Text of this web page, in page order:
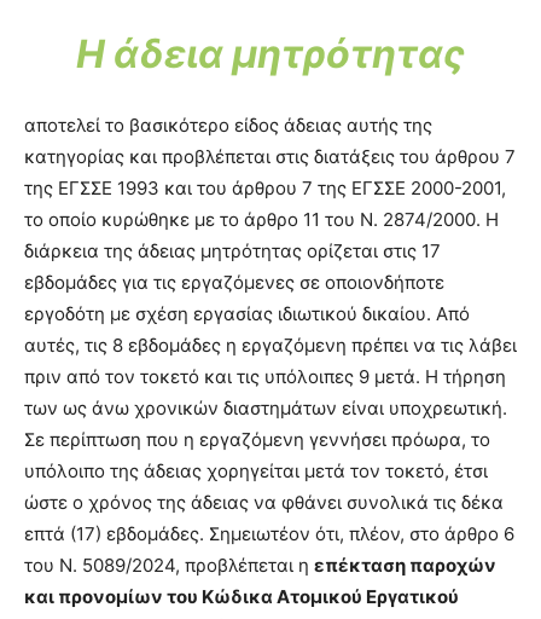
Η άδεια μητρότητας
αποτελεί το βασικότερο είδος άδειας αυτής της
κατηγορίας και προβλέπεται στις διατάξεις του άρθρου 7
της ΕΓΣΣΕ 1993 και του άρθρου 7 της ΕΓΣΣΕ 2000-2001,
το οποίο κυρώθηκε με το άρθρο 11 του Ν. 2874/2000. Η
διάρκεια της άδειας μητρότητας ορίζεται στις 17
εβδομάδες για τις εργαζόμενες σε οποιονδήποτε
εργοδότη με σχέση εργασίας ιδιωτικού δικαίου. Από
αυτές, τις 8 εβδομάδες η εργαζόμενη πρέπει να τις λάβει
πριν από τον τοκετό και τις υπόλοιπες 9 μετά. Η τήρηση
των ως άνω χρονικών διαστημάτων είναι υποχρεωτική.
Σε περίπτωση που η εργαζόμενη γεννήσει πρόωρα, το
υπόλοιπο της άδειας χορηγείται μετά τον τοκετό, έτσι
ώστε ο χρόνος της άδειας να φθάνει συνολικά τις δέκα
επτά (17) εβδομάδες. Σημειωτέον ότι, πλέον, στο άρθρο 6
του Ν. 5089/2024, προβλέπεται η επέκταση παροχών
και προνομίων του Κώδικα Ατομικού Εργατικού